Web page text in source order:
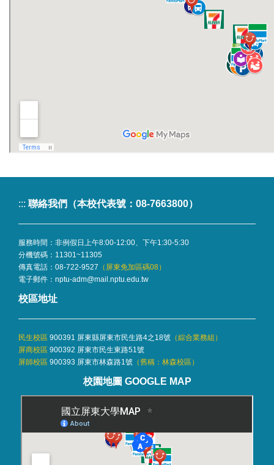
::: 聯絡我們（本校代表號：08-7663800）
服務時間：非例假日上午8:00-12:00、下午1:30-5:30
分機號碼： 11301~11305
傳真電話：08-722-9527 （屏東免加區碼08）
電子郵件： nptu-adm@mail.nptu.edu.tw
校區地址
民生校區 900391 屏東縣屏東市民生路4之18號 （綜合業務組 ）
屏商校區 900392 屏東市民生東路51號
屏師校區 900393 屏東市林森路1號 （舊稱：林森校區）
校園地圖 GOOGLE MAP